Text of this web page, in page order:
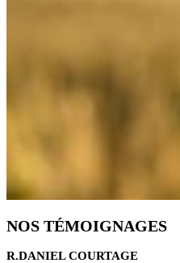
NOS TÉMOIGNAGES
R.DANIEL COURTAGE